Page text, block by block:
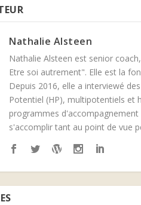
Nathalie Alsteen
Nathalie Alsteen est senior
Etre soi autrement". Elle est la
Depuis 2016, elle a interviewé
Potentiel (HP), multipotentiels et
programmes
s'accomplir tant au point de vue